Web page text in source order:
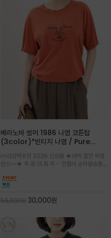
베라노바 썸머 1986 나염 코튼탑
(3color)*빈티지 나염 / Pure
어도 룩에 감도가 살아나는 베라노바 스
튜디오 티셔츠
md강력추천 2026 신상품 ★대박 할인 득템
찬스~~★ 주.문.대.폭.주 - 전컬러 순차발송중
유 있는 핏과 경쾌한 기장감이 자연스럽게 체형
을 커버/빈티지한 레터링 프린트가 은근한 포인
트가 되어 데님이나 린넨 팬츠와 감
59,000원30,000원